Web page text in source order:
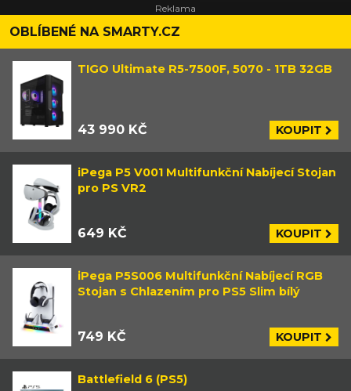
OBLÍBENÉ NA SMARTY.CZ
TIGO Ultimate R5-7500F, 5070 - 1TB 32GB
43 990 KČ KOUPIT
iPega P5 V001 Multifunkční Nabíjecí Stojan
pro PS VR2
649 KČ KOUPIT
iPega P5S006 Multifunkční Nabíjecí RGB
Stojan s Chlazením pro PS5 Slim bílý
749 KČ KOUPIT
Battlefield 6 (PS5)